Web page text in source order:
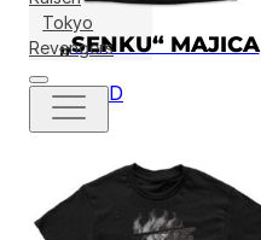
Tokyo
Revengers
„SENKU“ MAJICA
2099RSD